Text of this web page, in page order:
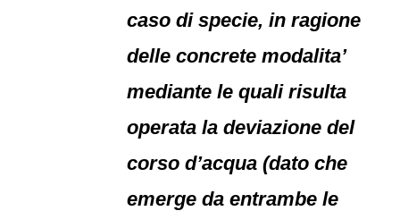
caso di specie, in ragione
delle concrete modalita’
mediante le quali risulta
operata la deviazione del
corso d’acqua (dato che
emerge da entrambe le